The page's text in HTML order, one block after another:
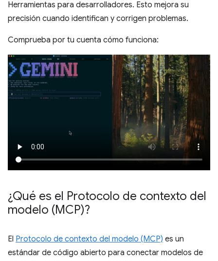
Herramientas para desarrolladores. Esto mejora su
precisión cuando identifican y corrigen problemas.
Comprueba por tu cuenta cómo funciona:
¿Qué es el Protocolo de contexto del
modelo (MCP)?
El Protocolo de contexto del modelo (MCP) es un
estándar de código abierto para conectar modelos de